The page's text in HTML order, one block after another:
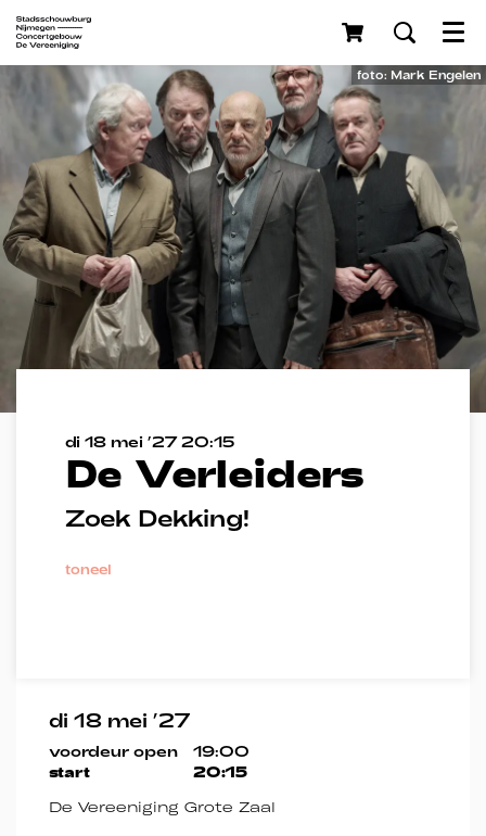
Menu
foto: Mark Engelen
De Verleiders
Zoek Dekking!
di 18 mei ’2720:15
toneel
di 18 mei ’27
voordeur open
19:00
start
20:15
De Vereeniging Grote Zaal